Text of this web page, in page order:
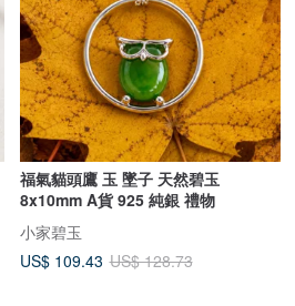
福氣貓頭鷹 玉 墜子 天然碧玉
8x10mm A貨 925 純銀 禮物
小家碧玉
US$ 109.43 US$ 128.73